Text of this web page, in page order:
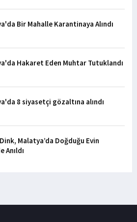
Bir Mahalle Karantinaya Alındı
Hakaret Eden Muhtar Tutuklandı
8 siyasetçi gözaltına alındı
Malatya’da Doğduğu Evin
Anıldı